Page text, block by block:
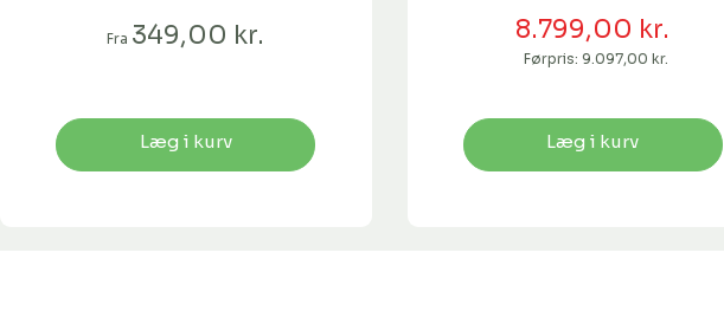
Fra 349,00 kr.
Læg i kurv
8.799,00 kr.
Førpris: 9.097,00 kr.
Læg i kurv